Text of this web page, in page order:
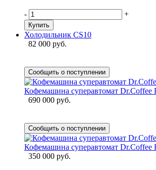
- +
Купить
Холодильник CS10
82 000 руб.
Сообщить о поступлении
Кофемашина суперавтомат Dr.Coffee
690 000 руб.
Сообщить о поступлении
Кофемашина суперавтомат Dr.Coffee
350 000 руб.